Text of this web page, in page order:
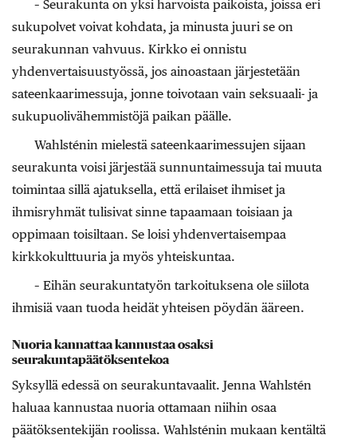
– Seurakunta on yksi harvoista paikoista, joissa eri
sukupolvet voivat kohdata, ja minusta juuri se on
seurakunnan vahvuus. Kirkko ei onnistu
yhdenvertaisuustyössä, jos ainoastaan järjestetään
sateenkaarimessuja, jonne toivotaan vain seksuaali- ja
sukupuolivähemmistöjä paikan päälle.
Wahlsténin mielestä sateenkaarimessujen sijaan
seurakunta voisi järjestää sunnuntaimessuja tai muuta
toimintaa sillä ajatuksella, että erilaiset ihmiset ja
ihmisryhmät tulisivat sinne tapaamaan toisiaan ja
oppimaan toisiltaan. Se loisi yhdenvertaisempaa
kirkkokulttuuria ja myös yhteiskuntaa.
– Eihän seurakuntatyön tarkoituksena ole siilota
ihmisiä vaan tuoda heidät yhteisen pöydän ääreen.
Nuoria kannattaa kannustaa osaksi
seurakuntapäätöksentekoa
Syksyllä edessä on seurakuntavaalit. Jenna Wahlstén
haluaa kannustaa nuoria ottamaan niihin osaa
päätöksentekijän roolissa. Wahlsténin mukaan kentältä